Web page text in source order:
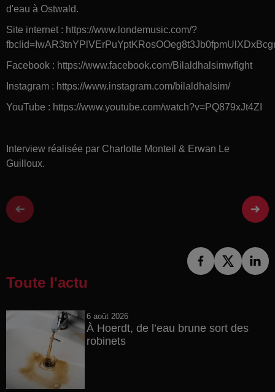
d'eau à Ostwald.
Site internet : https://www.londemusic.com/?
Facebook : https://www.facebook.com/Bilaldhalsimwfight
Instagram : https://www.instagram.com/bilaldhalsim/
YouTube : https://www.youtube.com/watch?v=PQ879xJt4ZI
Interview réalisée par Charlotte Monteil & Erwan Le
Guilloux.
Toute l'actu
6 août 2026
À Hoerdt, de l’eau brune sort des
robinets